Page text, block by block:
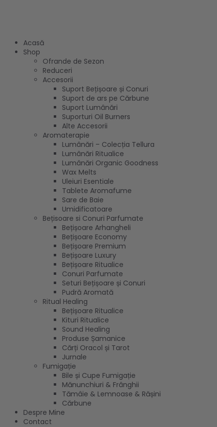
Acasă
Shop
Ofrande de Sezon
Reduceri
Accesorii
Suport Bețișoare și Conuri
Suport de ars pe Cărbune
Suport Lumânări
Suporturi Oil Burners
Alte Accesorii
Aromaterapie
Lumânări – Colecția Tellura
Lumânări Ritualice
Lumânări Organic Goodness
Wax Melts
Uleiuri Esentiale
Tablete Aromafume
Sare de Baie
Umidificatoare
Bețisoare si Conuri Parfumate
Bețișoare Arhangheli
Bețișoare Economy
Bețișoare Premium
Bețișoare Luxury
Bețișoare Ritualice
Conuri Parfumate
Seturi Bețișoare și Conuri
Pudră Aromată
Ritual Healing
Bețișoare Ritualice
Kituri Ritualice
Sound Healing
Produse Șamanice
Cărți Oracol și Tarot
Jurnale
Fumigație
Bile și Cupe Fumigație
Mănunchiuri & Frânghii
Tămâie & Lemnoase & Rășini
Cărbune
Despre Mine
Contact